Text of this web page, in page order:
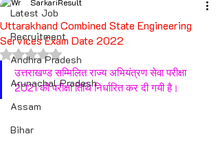
Latest Job
Recruitment
Andhra Pradesh
Arunachal Pradesh
Assam
Bihar
Uttarakhand Combined State Engineering
Services Exam Date 2022
Rated NaN out of 5 stars.
उत्तराखण्ड सम्मिलित राज्य अभियंत्रण सेवा परीक्षा
2021 की परीक्षा तिथि निर्धारित कर दी गयी है।